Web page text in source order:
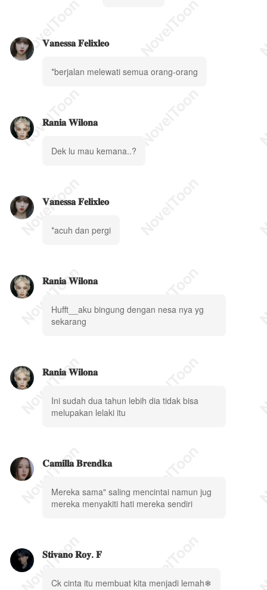
𝐕𝐚𝐧𝐞𝐬𝐬𝐚 𝐅𝐞𝐥𝐢𝐱𝐥𝐞𝐨
*berjalan melewati semua orang-orang
𝐑𝐚𝐧𝐢𝐚 𝐖𝐢𝐥𝐨𝐧𝐚
Dek lu mau kemana..?
𝐕𝐚𝐧𝐞𝐬𝐬𝐚 𝐅𝐞𝐥𝐢𝐱𝐥𝐞𝐨
*acuh dan pergi
𝐑𝐚𝐧𝐢𝐚 𝐖𝐢𝐥𝐨𝐧𝐚
Hufft__aku bingung dengan nesa nya yg
sekarang
𝐑𝐚𝐧𝐢𝐚 𝐖𝐢𝐥𝐨𝐧𝐚
Ini sudah dua tahun lebih dia tidak bisa
melupakan lelaki itu
𝐂𝐚𝐦𝐢𝐥𝐥𝐚 𝐁𝐫𝐞𝐧𝐝𝐤𝐚
Mereka sama" saling mencintai namun jug
mereka menyakiti hati mereka sendiri
𝐒𝐭𝐢𝐯𝐚𝐧𝐨 𝐑𝐨𝐲. 𝐅
Ck cinta itu membuat kita menjadi lemah❄